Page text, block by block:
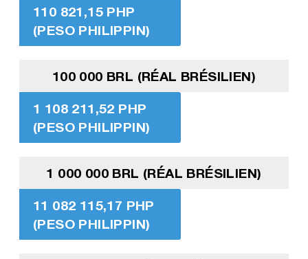
110 821,15 PHP
(PESO PHILIPPIN)
100 000 BRL (RÉAL BRÉSILIEN)
1 108 211,52 PHP
(PESO PHILIPPIN)
1 000 000 BRL (RÉAL BRÉSILIEN)
11 082 115,17 PHP
(PESO PHILIPPIN)